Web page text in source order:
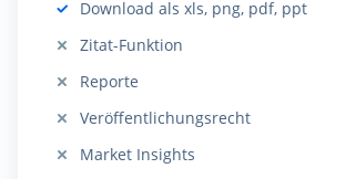
Beinhaltet:
Download als xls, png, pdf, ppt
Nicht beinhaltet:
Zitat-Funktion
Nicht beinhaltet:
Reporte
Nicht beinhaltet:
Veröffentlichungsrecht
Nicht beinhaltet:
Market Insights